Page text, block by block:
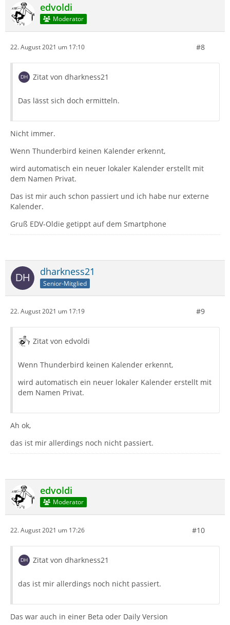
edvoldi
Moderator
22. August 2021 um 17:10 #8
Zitat von dharkness21
Das lässt sich doch ermitteln.
Nicht immer.
Wenn Thunderbird keinen Kalender erkennt,
wird automatisch ein neuer lokaler Kalender erstellt mit
dem Namen Privat.
Das ist mir auch schon passiert und ich habe nur externe
Kalender.
Gruß EDV-Oldie getippt auf dem Smartphone
dharkness21
Senior-Mitglied
22. August 2021 um 17:19 #9
Zitat von edvoldi
Wenn Thunderbird keinen Kalender erkennt,
wird automatisch ein neuer lokaler Kalender erstellt mit
dem Namen Privat.
Ah ok,
das ist mir allerdings noch nicht passiert.
edvoldi
Moderator
22. August 2021 um 17:26 #10
Zitat von dharkness21
das ist mir allerdings noch nicht passiert.
Das war auch in einer Beta oder Daily Version